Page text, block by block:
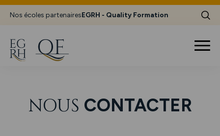
Nos écoles partenairesEGRH - Quality Formation
NOUS CONTACTER